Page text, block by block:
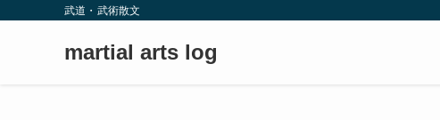
武道・武術散文
martial arts log